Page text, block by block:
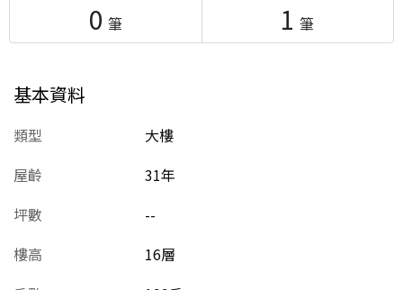
0 筆 1 筆
基本資料
類型
大樓
屋齡
31年
坪數
--
樓高
16層